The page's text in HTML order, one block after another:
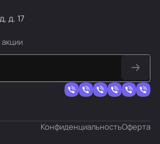
д. 17
КонфиденциальностьОферта